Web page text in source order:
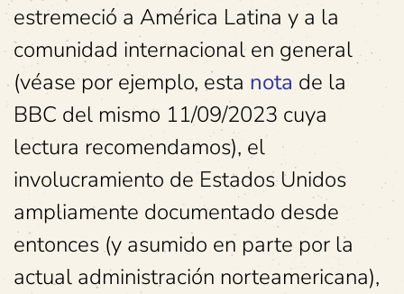
estremeció a América Latina y a la
comunidad internacional en general
(véase por ejemplo, esta nota de la
BBC del mismo 11/09/2023 cuya
lectura recomendamos), el
involucramiento de Estados Unidos
ampliamente documentado desde
entonces (y asumido en parte por la
actual administración norteamericana),